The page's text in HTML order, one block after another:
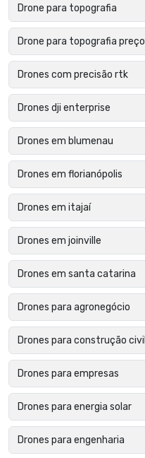
Drone para topografia
Drone para topografia preço
Drones com precisão rtk
Drones dji enterprise
Drones em blumenau
Drones em florianópolis
Drones em itajaí
Drones em joinville
Drones em santa catarina
Drones para agronegócio
Drones para construção civil
Drones para empresas
Drones para energia solar
Drones para engenharia